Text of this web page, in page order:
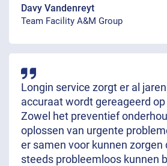
Davy Vandenreyt
Team Facility A&M Group
Longin service zorgt er al
accuraat wordt gereageerd
Zowel het preventief
oplossen van urgente
er samen voor kunnen zorgen
steeds probleemloos kunnen